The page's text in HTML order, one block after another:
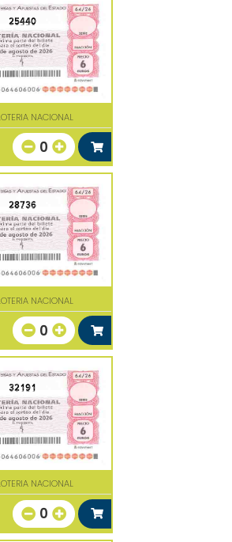
25440
NACIONAL
0
28736
NACIONAL
0
32191
NACIONAL
0